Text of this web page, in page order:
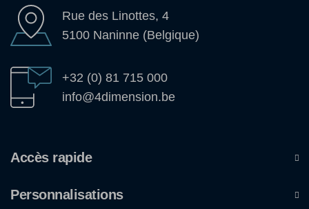
Rue des Linottes, 4
5100 Naninne (Belgique)
+32 (0) 81 715 000
info@4dimension.be
Accès rapide
Personnalisations